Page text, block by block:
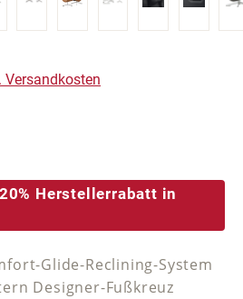
Versandkosten
von 5 von 5 Sternen
Herstellerrabatt in
Glide-Reclining-System
Designer-Fußkreuz